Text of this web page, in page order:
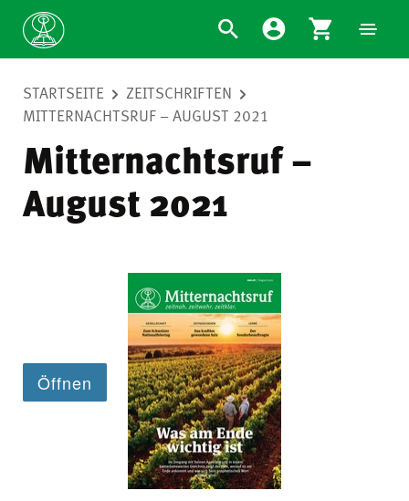
STARTSEITE
ZEITSCHRIFTEN
MITTERNACHTSRUF – AUGUST 2021
Mitternachtsruf –
August 2021